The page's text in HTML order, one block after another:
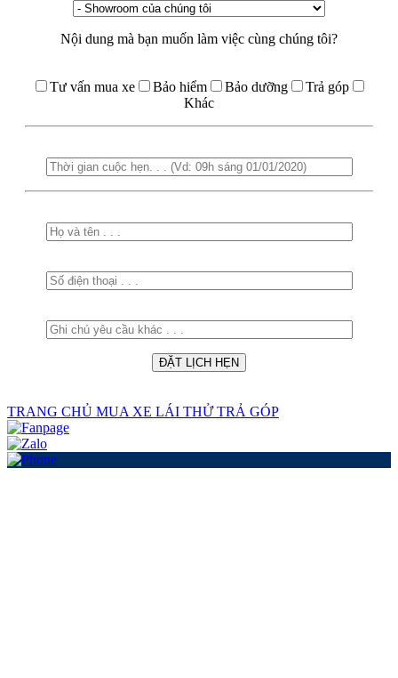
Nội dung mà bạn muốn làm việc cùng chúng tôi?
Tư vấn mua xe Bảo hiểm Bảo dưỡng
Trả góp
Khác
TRANG CHỦ MUA XE LÁI THỬ TRẢ GÓP